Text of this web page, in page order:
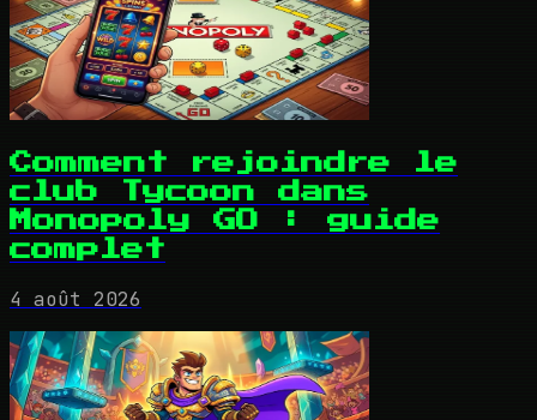
Comment rejoindre le
club Tycoon dans
Monopoly GO : guide
complet
4 août 2026